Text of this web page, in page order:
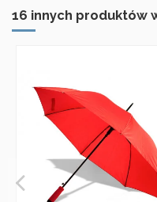
16 innych produktów